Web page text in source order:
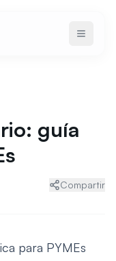
guía
Compartir
para PYMEs